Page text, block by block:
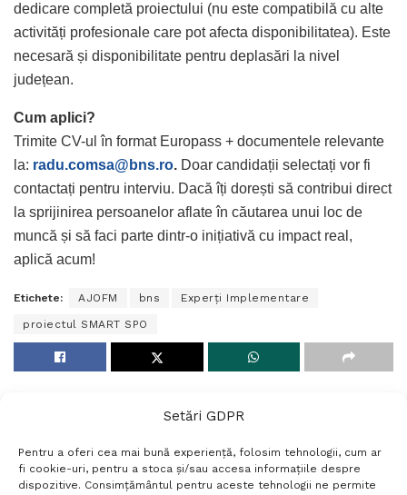
Setări GDPR
Pentru a oferi cea mai bună experiență, folosim tehnologii, cum ar
fi cookie-uri, pentru a stoca și/sau accesa informațiile despre
dispozitive. Consimțământul pentru aceste tehnologii ne permite
dedicare completă proiectului (nu este compatibilă cu alte
activități profesionale care pot afecta disponibilitatea). Este
necesară și disponibilitate pentru deplasări la nivel
județean.
Cum aplici?
Trimite CV-ul în format Europass + documentele relevante
la: radu.comsa@bns.ro. Doar candidații selectați vor fi
contactați pentru interviu. Dacă îți dorești să contribui direct
la sprijinirea persoanelor aflate în căutarea unui loc de
muncă și să faci parte dintr-o inițiativă cu impact real,
aplică acum!
Etichete: AJOFM bns Experți Implementare
proiectul SMART SPO